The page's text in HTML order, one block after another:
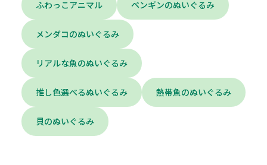
ふわっこアニマル ペンギンのぬいぐるみ
メンダコのぬいぐるみ
リアルな魚のぬいぐるみ
推し色選べるぬいぐるみ 熱帯魚のぬいぐるみ
貝のぬいぐるみ